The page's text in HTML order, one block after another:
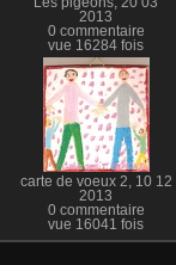
2013
0 commentaire
vue 16284 fois
carte de voeux 2, 10 12
2013
0 commentaire
vue 16041 fois